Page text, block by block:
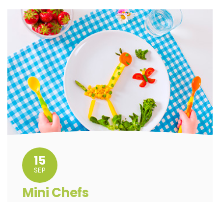
15
SEP
Mini Chefs